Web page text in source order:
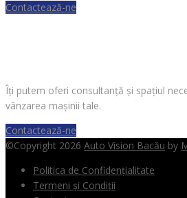
Contactează-ne
Îți putem oferi consultanță și spațiul
vânzarea mașinii tale.
Contactează-ne
©Copyright 2026 Auto Vision Bacău by
Politica de Confidențialitate
Termeni și Condiții